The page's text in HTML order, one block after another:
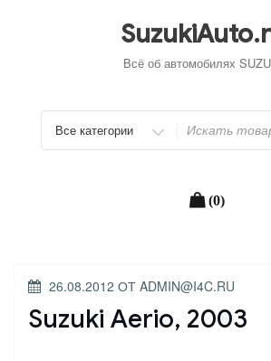
Всё об автомобилях
Искать
(0)
ОПУБЛИКОВАНО
26.08.2012 ОТ ADMIN@I4C.RU
Suzuki Aerio, 2003